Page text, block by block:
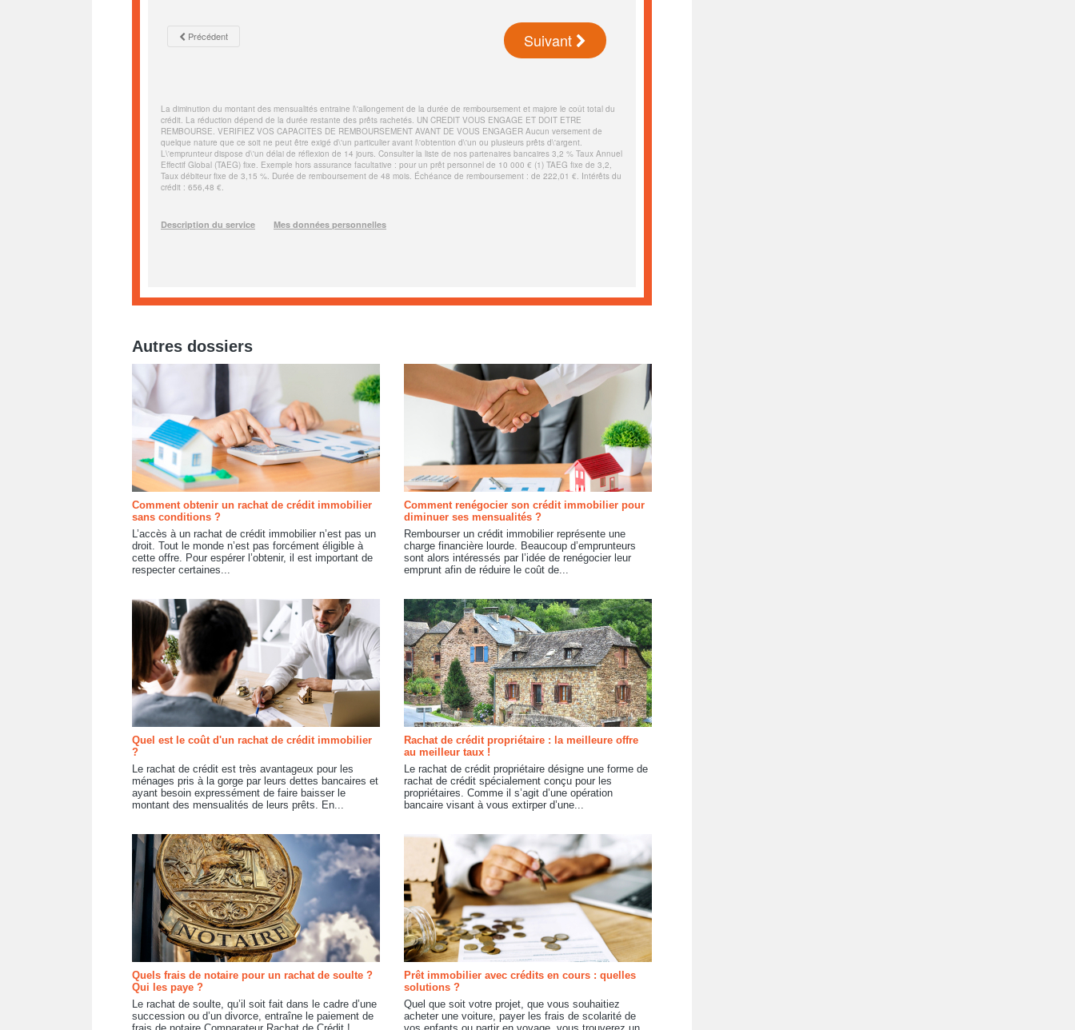
Autres dossiers
Comment obtenir un rachat de crédit immobilier
sans conditions ?
L’accès à un rachat de crédit immobilier n’est pas un
droit. Tout le monde n’est pas forcément éligible à
cette offre. Pour espérer l’obtenir, il est important de
respecter certaines...
Comment renégocier son crédit immobilier pour
diminuer ses mensualités ?
Rembourser un crédit immobilier représente une
charge financière lourde. Beaucoup d’emprunteurs
sont alors intéressés par l’idée de renégocier leur
emprunt afin de réduire le coût de...
Quel est le coût d'un rachat de crédit immobilier
?
Le rachat de crédit est très avantageux pour les
ménages pris à la gorge par leurs dettes bancaires et
ayant besoin expressément de faire baisser le
montant des mensualités de leurs prêts. En...
Rachat de crédit propriétaire : la meilleure offre
au meilleur taux !
Le rachat de crédit propriétaire désigne une forme de
rachat de crédit spécialement conçu pour les
propriétaires. Comme il s’agit d’une opération
bancaire visant à vous extirper d’une...
Quels frais de notaire pour un rachat de soulte ?
Qui les paye ?
Le rachat de soulte, qu’il soit fait dans le cadre d’une
succession ou d’un divorce, entraîne le paiement de
Prêt immobilier avec crédits en cours : quelles
solutions ?
Quel que soit votre projet, que vous souhaitiez
acheter une voiture, payer les frais de scolarité de